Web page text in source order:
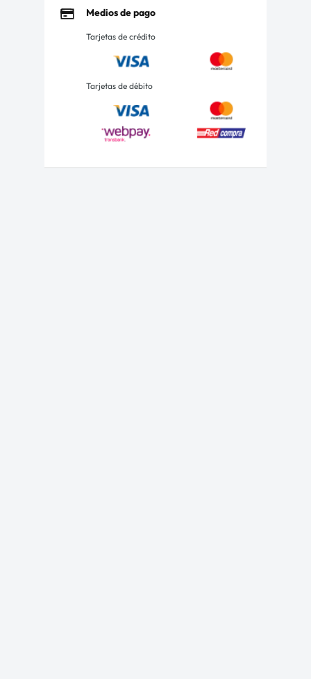
Medios de pago
Tarjetas de crédito
Tarjetas de débito